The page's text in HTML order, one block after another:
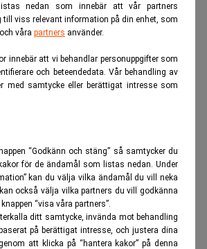
nedan som innebär att vår partners
viss relevant information på din enhet, som
våra partners använder.
innebär att vi behandlar personuppgifter som
och beteendedata. Vår behandling av
med samtycke eller berättigat intresse som
“Godkänn och stäng” så samtycker du
för de ändamål som listas nedan. Under
kan du välja vilka ändamål du vill neka
också välja vilka partners du vill godkänna
“visa våra partners”.
ditt samtycke, invända mot behandling
på berättigat intresse, och justera dina
att klicka på “hantera kakor” på denna
på serveringsställen samt rådet
generaldirektör Johan Carlson sa
att effekterna av
när det gäller dödsfallen och
19. Deltagartaken kan därför
ur ett folkhälsoperspektiv.
steg mot en normal vardag och ett
sa socialminister Lena
om individuellt ansvar, som
och stanna hemma vid symtom.